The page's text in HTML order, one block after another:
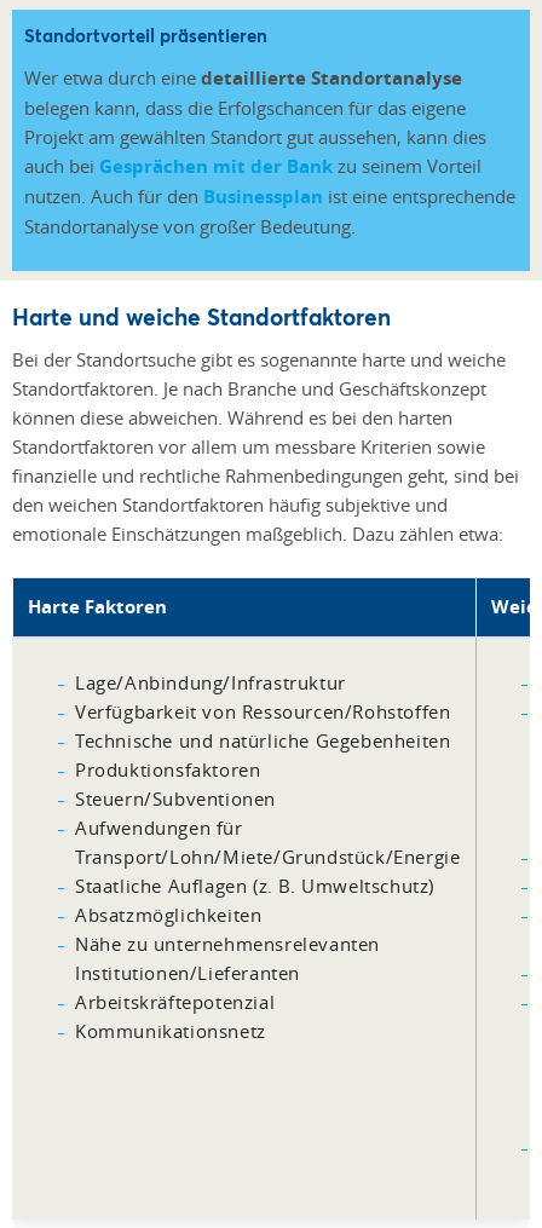
Standortvorteil präsentieren
Wer etwa durch eine detaillierte Standortanalyse
belegen kann, dass die Erfolgschancen für das eigene
Projekt am gewählten Standort gut aussehen, kann dies
auch bei Gesprächen mit der Bank zu seinem Vorteil
nutzen. Auch für den Businessplan ist eine entsprechende
Standortanalyse von großer Bedeutung.
Harte und weiche Standortfaktoren
Bei der Standortsuche gibt es sogenannte harte und weiche
Standortfaktoren. Je nach Branche und Geschäftskonzept
können diese abweichen. Während es bei den harten
Standortfaktoren vor allem um messbare Kriterien sowie
finanzielle und rechtliche Rahmenbedingungen geht, sind bei
den weichen Standortfaktoren häufig subjektive und
emotionale Einschätzungen maßgeblich. Dazu zählen etwa:
Harte Faktoren
Lage/Anbindung/Infrastruktur
Verfügbarkeit von Ressourcen/Rohstoffen
Technische und natürliche Gegebenheiten
Produktionsfaktoren
Steuern/Subventionen
Aufwendungen für
Transport/Lohn/Miete/Grundstück/Energie
Staatliche Auflagen (z. B. Umweltschutz)
Absatzmöglichkeiten
Nähe zu unternehmensrelevanten
Institutionen/Lieferanten
Arbeitskräftepotenzial
Kommunikationsnetz